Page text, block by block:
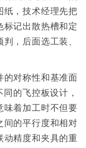
纸，技术经理先把
标记出散热槽和定
，后面选工装、
的对称性和基准面
的飞控板设计，
味着加工时不但要
间的平行度和相对
动精度和夹具的重